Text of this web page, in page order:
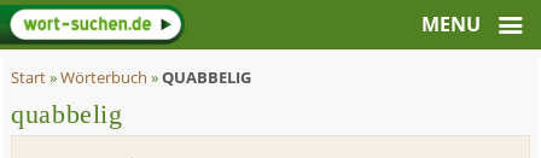
Start»Wörterbuch »QUABBELIG
quabbelig